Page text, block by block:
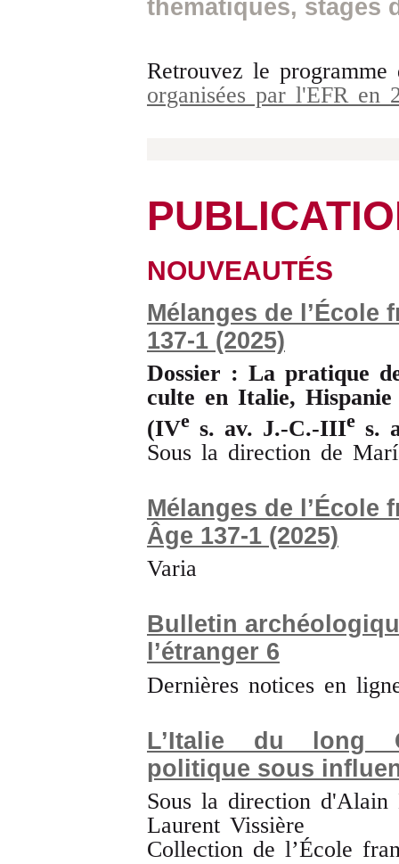
thématiques, stages
Retrouvez le
organisées par l'EFR
NOUVEAUTÉS
Mélanges de l’École
137-1 (2025)
Dossier : La pratique
culte en Italie,
(IVe s. av. J.-C.-IIIe s.
Sous la direction de
Mélanges de l’École
Âge 137-1 (2025)
Varia
Bulletin
l’étranger 6
Dernières notices en
L’Italie du long
politique sous
Sous la direction d'Alain
Laurent Vissière
Collection de l’École